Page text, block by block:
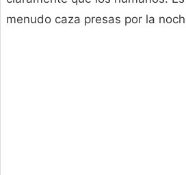
menudo caza presas por la